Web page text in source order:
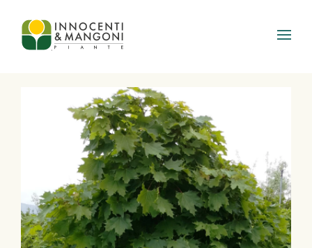
Skip to main content